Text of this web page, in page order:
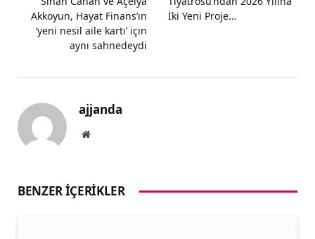
Akkoyun, Hayat Finans’ın
‘yeni nesil aile kartı’ için
aynı sahnedeydi
İki Yeni Proje…
ajjanda
Website
BENZER İÇERIKLER